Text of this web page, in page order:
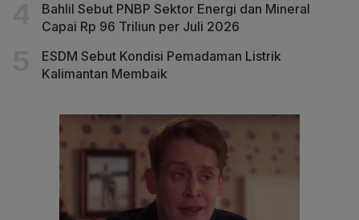
Bahlil Sebut PNBP Sektor Energi dan Mineral
Capai Rp 96 Triliun per Juli 2026
ESDM Sebut Kondisi Pemadaman Listrik
Kalimantan Membaik